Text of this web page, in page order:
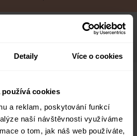
Detaily Více o cookies
používá cookies
a reklam, poskytování funkcí
naší návštěvnosti využíváme
o tom, jak náš web používáte,